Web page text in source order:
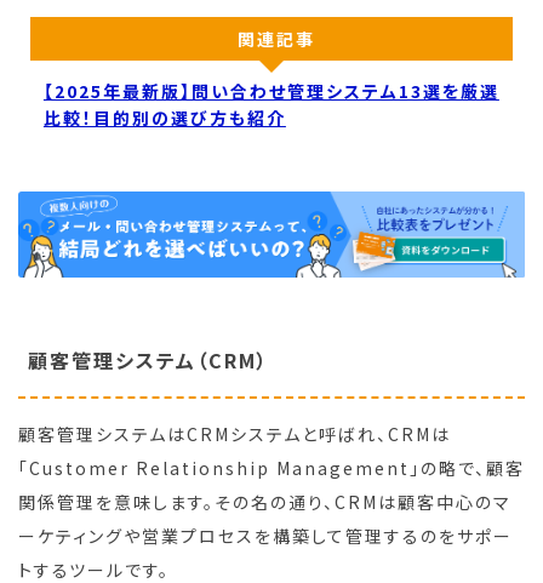
関連記事
【2025年最新版】問い合わせ管理システム13選を厳選
比較！目的別の選び方も紹介
顧客管理システム（CRM）
顧客管理システムはCRMシステムと呼ばれ、CRMは
「Customer Relationship Management」の略で、顧客
関係管理を意味します。その名の通り、CRMは顧客中心のマ
ーケティングや営業プロセスを構築して管理するのをサポー
トするツールです。